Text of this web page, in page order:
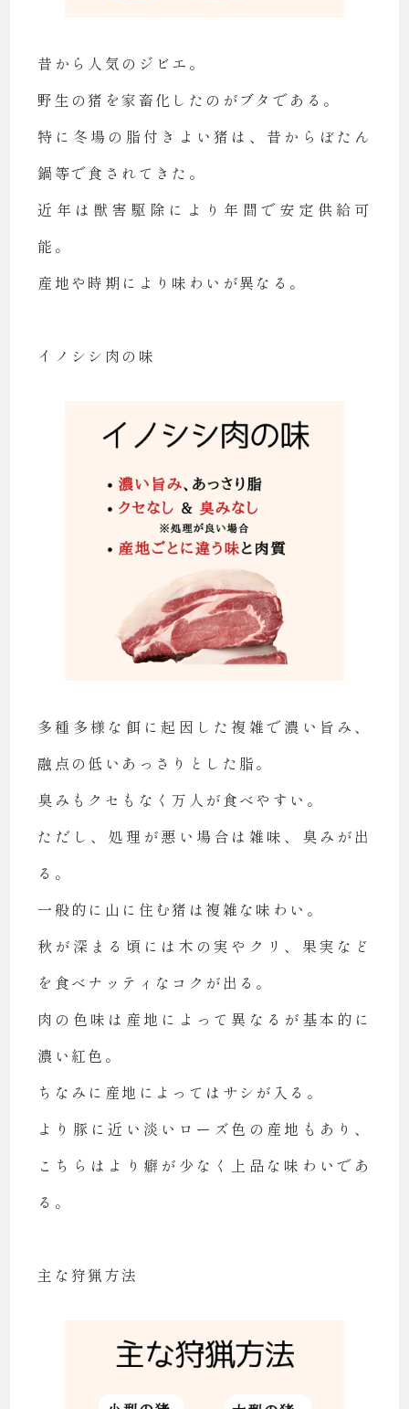
昔から人気のジビエ。
野生の猪を家畜化したのがブタである。
特に冬場の脂付きよい猪は、昔からぼたん
鍋等で食されてきた。
近年は獣害駆除により年間で安定供給可
能。
産地や時期により味わいが異なる。
イノシシ肉の味
多種多様な餌に起因した複雑で濃い旨み、
融点の低いあっさりとした脂。
臭みもクセもなく万人が食べやすい。
ただし、処理が悪い場合は雑味、臭みが出
る。
一般的に山に住む猪は複雑な味わい。
秋が深まる頃には木の実やクリ、果実など
を食べナッティなコクが出る。
肉の色味は産地によって異なるが基本的に
濃い紅色。
ちなみに産地によってはサシが入る。
より豚に近い淡いローズ色の産地もあり、
こちらはより癖が少なく上品な味わいであ
る。
主な狩猟方法